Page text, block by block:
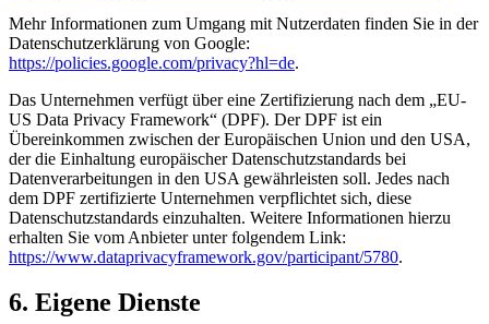
Mehr Informationen zum Umgang mit Nutzerdaten finden Sie in der
Datenschutzerklärung von Google:
https://policies.google.com/privacy?hl=de.
Das Unternehmen verfügt über eine Zertifizierung nach dem „EU-
US Data Privacy Framework“ (DPF). Der DPF ist ein
Übereinkommen zwischen der Europäischen Union und den USA,
der die Einhaltung europäischer Datenschutzstandards bei
Datenverarbeitungen in den USA gewährleisten soll. Jedes nach
dem DPF zertifizierte Unternehmen verpflichtet sich, diese
Datenschutzstandards einzuhalten. Weitere Informationen hierzu
erhalten Sie vom Anbieter unter folgendem Link:
https://www.dataprivacyframework.gov/participant/5780.
6. Eigene Dienste